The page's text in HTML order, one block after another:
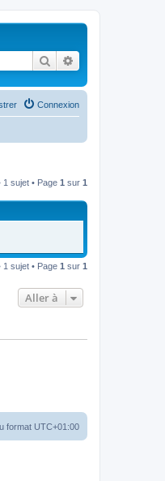
Rechercher
Connexion
1 sujet • Page 1 sur 1
1 sujet • Page 1 sur 1
Aller à
format UTC+01:00